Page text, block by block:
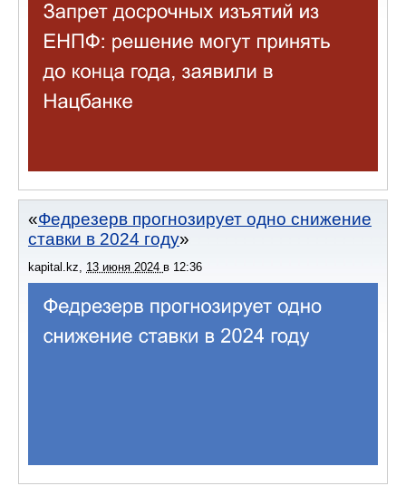
Федрезерв прогнозирует одно снижение
ставки в 2024 году
kapital.kz 13 июня 2024 в 12:36